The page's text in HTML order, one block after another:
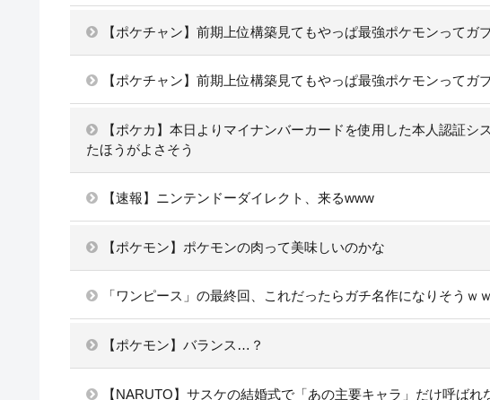
【ポケチャン】前期上位構築見てもやっぱ最強ポケモンってガ
【ポケチャン】前期上位構築見てもやっぱ最強ポケモンってガ
【ポケカ】本日よりマイナンバーカードを使用した本人認証
たほうがよさそう
【速報】ニンテンドーダイレクト、来るwww
【ポケモン】ポケモンの肉って美味しいのかな
「ワンピース」の最終回、これだったらガチ名作になりそうｗ
【ポケモン】バランス…？
【NARUTO】サスケの結婚式で「あの主要キャラ」だけ呼ば